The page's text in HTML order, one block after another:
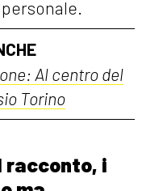
Al centro del
Torino
racconto, i